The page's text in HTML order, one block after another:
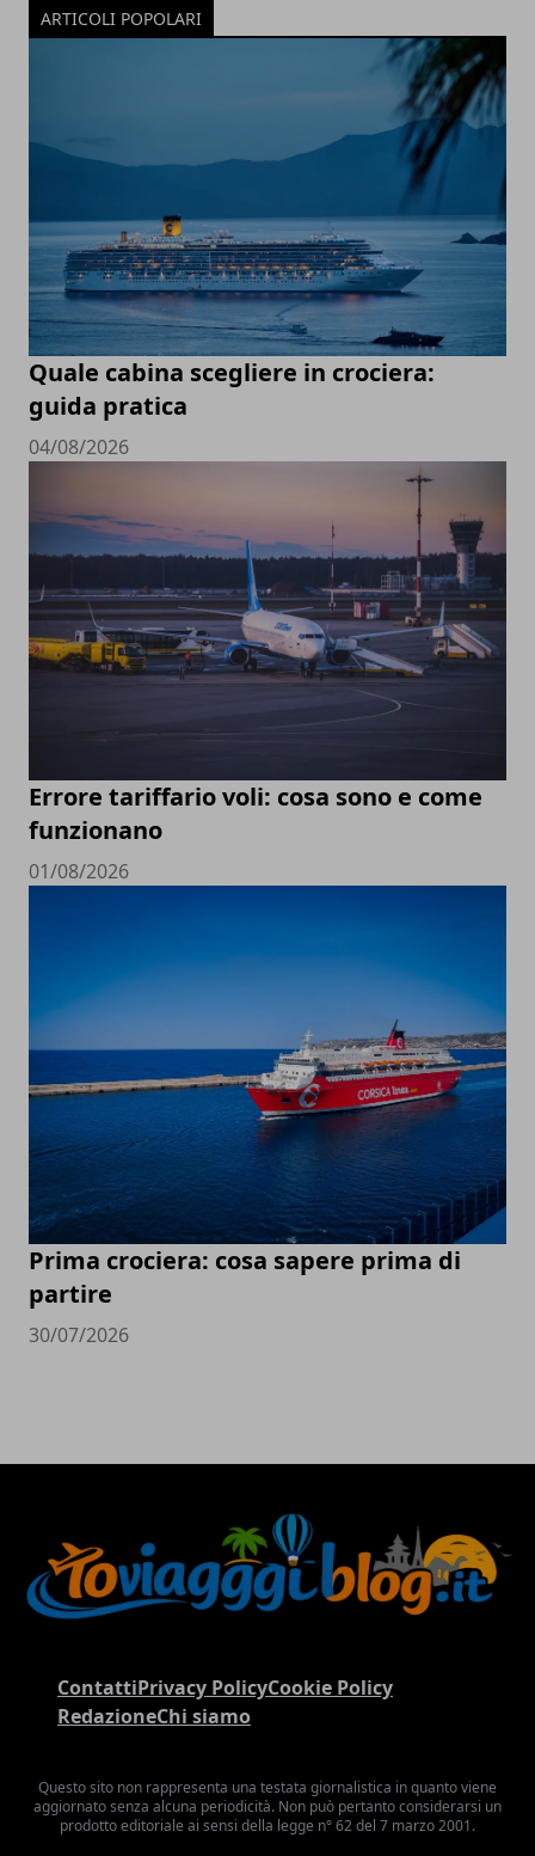
ARTICOLI POPOLARI
Quale cabina scegliere in crociera:
guida pratica
04/08/2026
Errore tariffario voli: cosa sono e come
funzionano
01/08/2026
Prima crociera: cosa sapere prima di
partire
30/07/2026
ContattiPrivacy PolicyCookie Policy
RedazioneChi siamo
Questo sito non rappresenta una testata giornalistica in quanto viene
aggiornato senza alcuna periodicità. Non può pertanto considerarsi un
prodotto editoriale ai sensi della legge n° 62 del 7 marzo 2001.